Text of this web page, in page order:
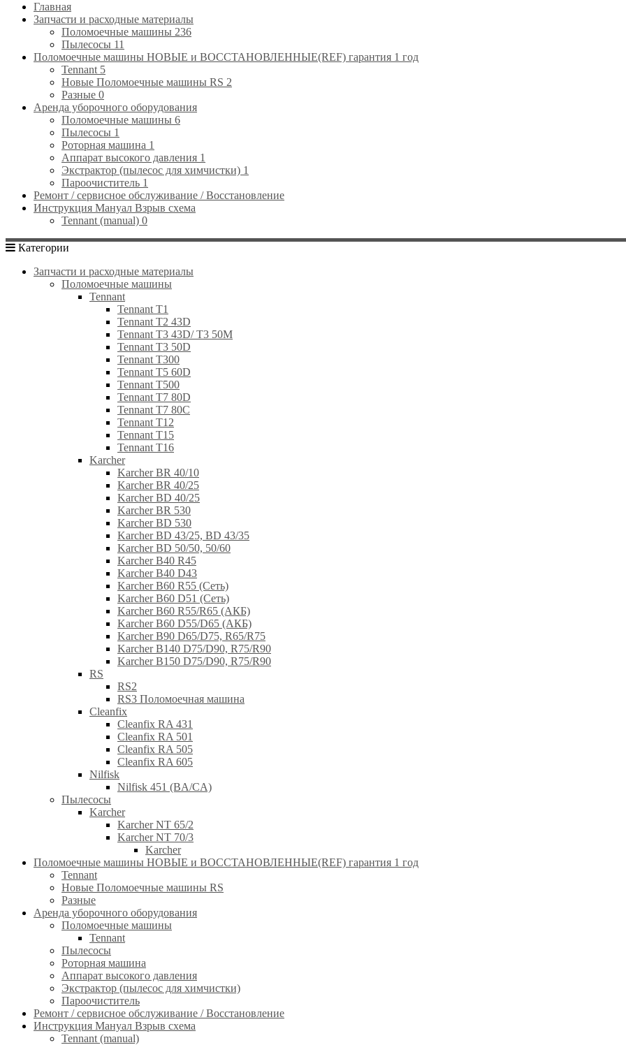
Главная
Запчасти и расходные материалы
Поломоечные машины 236
Пылесосы 11
Поломоечные машины НОВЫЕ и ВОССТАНОВЛЕННЫЕ(REF) гарантия 1 год
Tennant 5
Новые Поломоечные машины RS 2
Разные 0
Аренда уборочного оборудования
Поломоечные машины 6
Пылесосы 1
Роторная машина 1
Аппарат высокого давления 1
Экстрактор (пылесос для химчистки) 1
Пароочиститель 1
Ремонт / сервисное обслуживание / Восстановление
Инструкция Мануал Взрыв схема
Tennant (manual) 0
Категории
Запчасти и расходные материалы
Поломоечные машины
Tennant
Tennant T1
Tennant T2 43D
Tennant T3 43D/ Т3 50M
Tennant T3 50D
Tennant T300
Tennant T5 60D
Tennant T500
Tennant T7 80D
Tennant T7 80C
Tennant T12
Tennant T15
Tennant T16
Karcher
Karcher BR 40/10
Karcher BR 40/25
Karcher BD 40/25
Karcher BR 530
Karcher BD 530
Karcher BD 43/25, BD 43/35
Karcher BD 50/50, 50/60
Karcher B40 R45
Karcher B40 D43
Karcher B60 R55 (Сеть)
Karcher B60 D51 (Сеть)
Karcher B60 R55/R65 (АКБ)
Karcher B60 D55/D65 (АКБ)
Karcher B90 D65/D75, R65/R75
Karcher B140 D75/D90, R75/R90
Karcher B150 D75/D90, R75/R90
RS
RS2
RS3 Поломоечная машина
Cleanfix
Cleanfix RA 431
Cleanfix RA 501
Cleanfix RA 505
Cleanfix RA 605
Nilfisk
Nilfisk 451 (BA/CA)
Пылесосы
Karcher
Karcher NT 65/2
Karcher NT 70/3
Karcher
Поломоечные машины НОВЫЕ и ВОССТАНОВЛЕННЫЕ(REF) гарантия 1 год
Tennant
Новые Поломоечные машины RS
Разные
Аренда уборочного оборудования
Поломоечные машины
Tennant
Пылесосы
Роторная машина
Аппарат высокого давления
Экстрактор (пылесос для химчистки)
Пароочиститель
Ремонт / сервисное обслуживание / Восстановление
Инструкция Мануал Взрыв схема
Tennant (manual)